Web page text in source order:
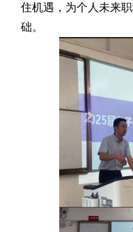
住机遇，为个人未来
础。